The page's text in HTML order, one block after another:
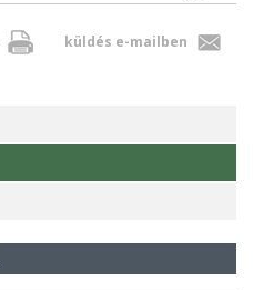
küldés e-mailben